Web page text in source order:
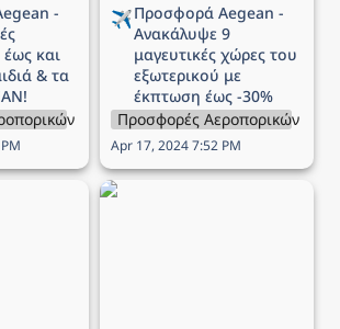
και
& τα
Εταιρειών
✈️Προσφορά Aegean -
Ανακάλυψε 9
μαγευτικές χώρες του
εξωτερικού με
έκπτωση έως -30%
Προσφορές Αεροπορικών
Apr 17, 2024 7:52 PM
- 9
Προσφορά Ryanair -